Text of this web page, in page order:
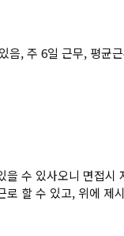
음, 주 6일 근무, 평균
수 있사오니 면접시
할 수 있고, 위에 제